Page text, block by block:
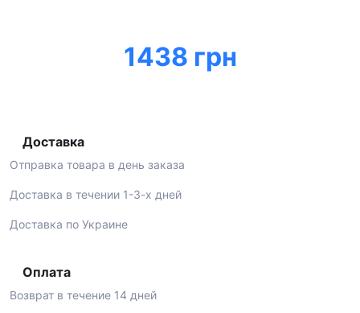
1438 грн
Доставка
Отправка товара в день заказа
Доставка в течении 1-3-х дней
Доставка по Украине
Оплата
Возврат в течение 14 дней